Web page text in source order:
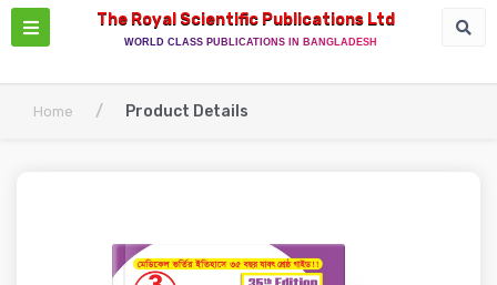
The Royal Scientific Publications Ltd
WORLD CLASS PUBLICATIONS IN BANGLADESH
Home / Product Details